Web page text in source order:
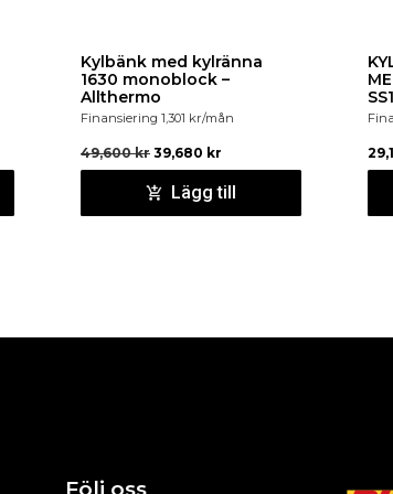
Kylbänk med kylränna
1630 monoblock –
Allthermo
Finansiering 1,301 kr/mån
49,600kr 39,680 kr
Lägg till